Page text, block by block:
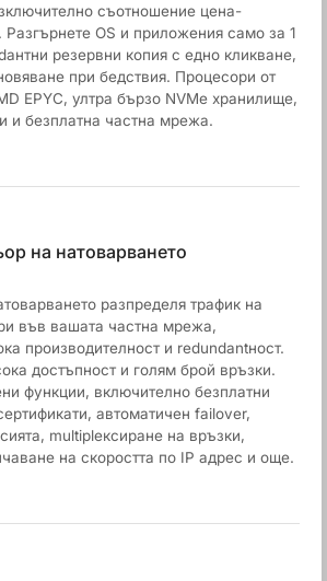
съотношение цена-
Разгърнете OS и приложения само за 1
резервни копия с едно кликване,
при бедствия. Процесори от
EPYC, ултра бързо NVMe хранилище,
и безплатна частна мрежа.
на натоварването
разпределя трафик на
във вашата частна мрежа,
производителност и redundantност.
достъпност и голям брой връзки.
функции, включително безплатни
автоматичен failover,
multiplексиране на връзки,
на скоростта по IP адрес и още.